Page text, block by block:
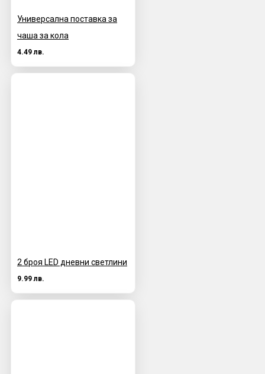
Универсална поставка за
чаша за кола
4.49 лв.
2 броя LED дневни светлини
9.99 лв.